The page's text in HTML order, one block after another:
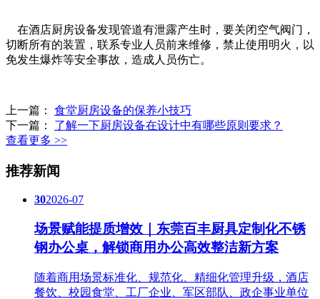
在酒店厨房设备发现管道有泄露产生时，要关闭空气阀门，
切断所有的装置，联系专业人员前来维修，禁止使用明火，以
免发生爆炸等安全事故，造成人员伤亡。
上一篇： 食堂厨房设备的保养小技巧
下一篇： 了解一下厨房设备在设计中有哪些原则要求？
查看更多 >>
推荐新闻
302026-07
场景赋能提质增效｜东莞百丰厨具定制化不锈
钢办公桌，解锁商用办公高效整洁新方案
随着商用场景标准化、规范化、精细化管理升级，酒店
餐饮、校园食堂、工厂企业、军区部队、政企事业单位